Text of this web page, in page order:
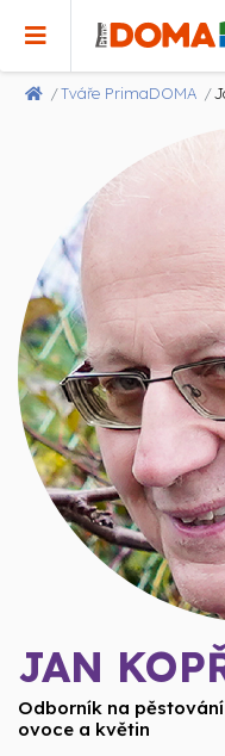
Tváře PrimaDOMA
JAN
Odborník na
ovoce a květin